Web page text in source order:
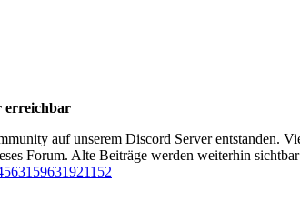
erreichbar
auf unserem Discord Server
Forum. Alte Beiträge werden weiterhin